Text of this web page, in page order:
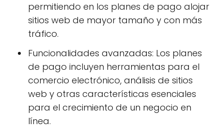
permitiendo en los planes de pago alojar
sitios web de mayor tamaño y con más
tráfico.
Funcionalidades avanzadas: Los planes
de pago incluyen herramientas para el
comercio electrónico, análisis de sitios
web y otras características esenciales
para el crecimiento de un negocio en
línea.